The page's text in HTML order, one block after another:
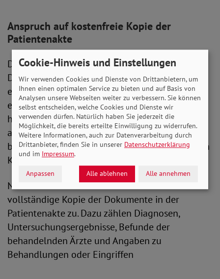
Anspruch auf kostenfreie Kopie der
Patientenakte
Der Europäische Gerichtshof urteilte, dass in der
DSGVO das Recht des Patienten verankert sei,
eine erste Kopie seiner Patientenakte zu
erhalten, und zwar grundsätzlich ohne dass ihm
hierdurch Kosten entstehen. Patient*innen seien
auch nicht dazu verpflichtet, ihren Antrag zu
begründen. Erst das Herausgeben einer weiteren
Kopie könne in Rechnung gestellt werden.
Nach dem Urteil steht Patient*innen eine
vollständige Kopie der Dokumente in der
Patientenakte zu. Dazu zählen Diagnosen,
Untersuchungsergebnisse, Befunde der
behandelnden Ärzte und Angaben zu
Behandlungen oder Eingriffen
Cookie-Hinweis und Einstellungen
Wir verwenden Cookies und Dienste von Drittanbietern, um
Ihnen einen optimalen Service zu bieten und auf Basis von
Analysen unsere Webseiten weiter zu verbessern. Sie können
selbst entscheiden, welche Cookies und Dienste wir
verwenden dürfen. Natürlich haben Sie jederzeit die
Möglichkeit, die bereits erteilte Einwilligung zu widerrufen.
Weitere Informationen, auch zur Datenverarbeitung durch
Drittanbieter, finden Sie in unserer Datenschutzerklärung
und im Impressum.
Anpassen Alle ablehnen Alle annehmen